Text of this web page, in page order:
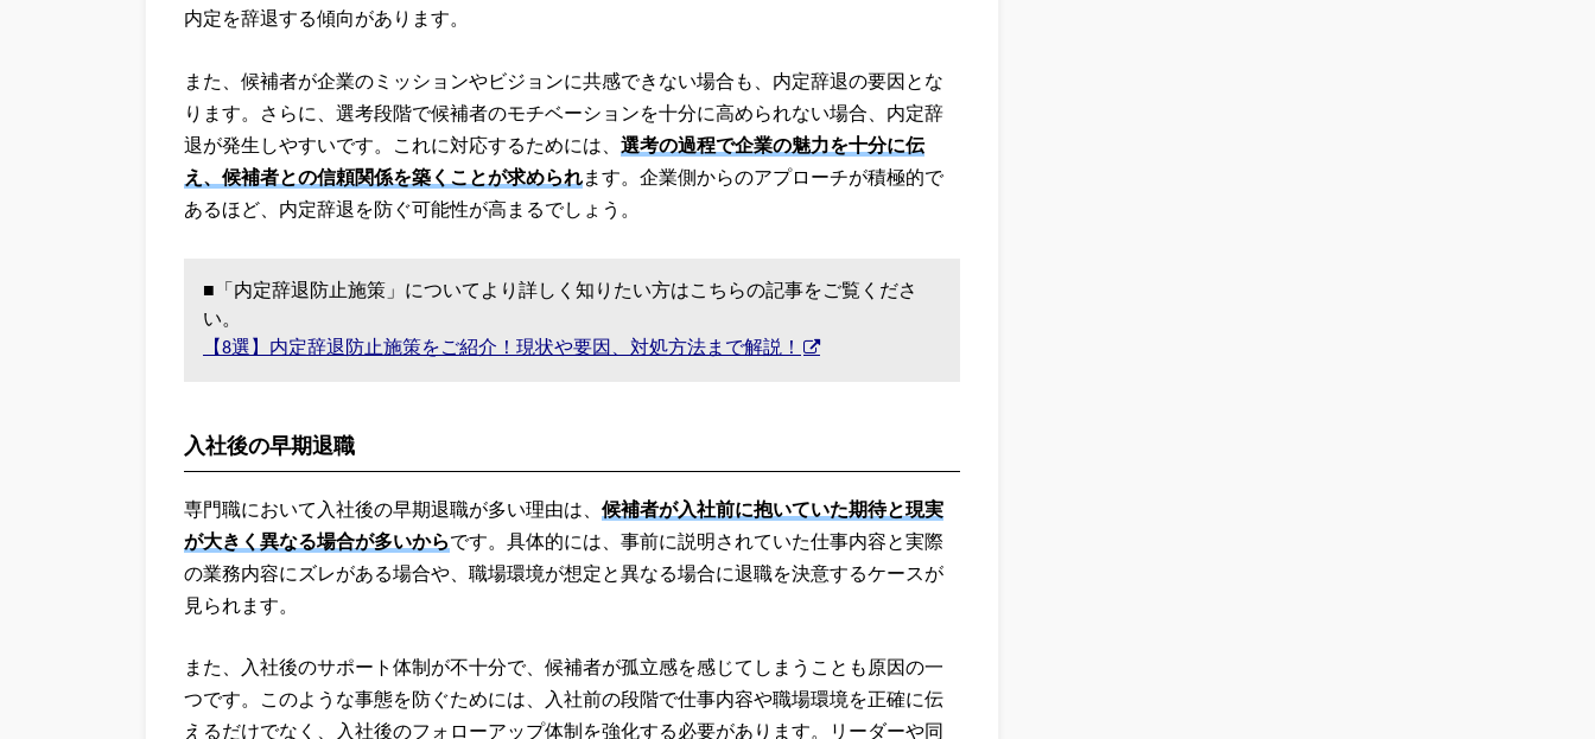
内定を辞退する傾向があります。
また、候補者が企業のミッションやビジョンに共感できない場合も、内定辞退の要因とな
ります。さらに、選考段階で候補者のモチベーションを十分に高められない場合、内定辞
退が発生しやすいです。これに対応するためには、 選考の過程で企業の魅力を十分に伝
え、候補者との信頼関係を築くことが求められます。企業側からのアプローチが積極的で
あるほど、内定辞退を防ぐ可能性が高まるでしょう。
■「内定辞退防止施策」についてより詳しく知りたい方はこちらの記事をご覧くださ
い。
【8選】内定辞退防止施策をご紹介！現状や要因、対処方法まで解説！
入社後の早期退職
専門職において入社後の早期退職が多い理由は、 候補者が入社前に抱いていた期待と現実
が大きく異なる場合が多いからです。具体的には、事前に説明されていた仕事内容と実際
の業務内容にズレがある場合や、職場環境が想定と異なる場合に退職を決意するケースが
見られます。
また、入社後のサポート体制が不十分で、候補者が孤立感を感じてしまうことも原因の一
つです。このような事態を防ぐためには、入社前の段階で仕事内容や職場環境を正確に伝
えるだけでなく、入社後のフォローアップ体制を強化する必要があります。リーダーや同